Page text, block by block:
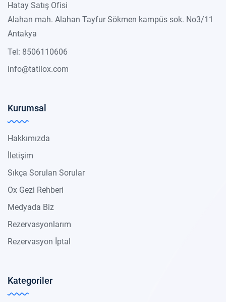
Hatay Satış Ofisi
Alahan mah. Alahan Tayfur Sökmen kampüs sok. No3/11
Antakya
Tel: 8506110606
info@tatilox.com
Kurumsal
Hakkımızda
İletişim
Sıkça Sorulan Sorular
Ox Gezi Rehberi
Medyada Biz
Rezervasyonlarım
Rezervasyon İptal
Kategoriler